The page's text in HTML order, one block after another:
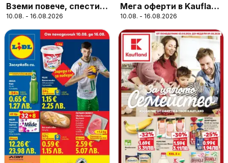
Вземи повече, спести
повече с Kaufland с
валидност до
16.08.2026
10.08. - 16.08.2026
Мега оферти в Kaufland
с валидност до
16.08.2026
10.08. - 16.08.2026